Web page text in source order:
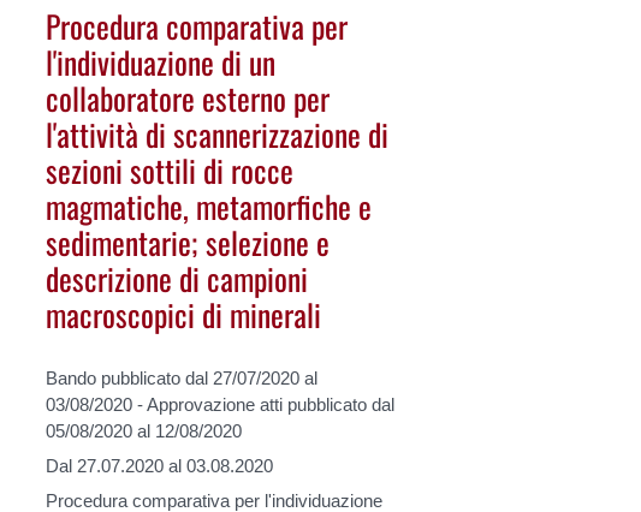
Procedura comparativa per
l'individuazione di un
collaboratore esterno per
l'attività di scannerizzazione di
sezioni sottili di rocce
magmatiche, metamorfiche e
sedimentarie; selezione e
descrizione di campioni
macroscopici di minerali
Bando pubblicato dal 27/07/2020 al
03/08/2020 - Approvazione atti pubblicato dal
05/08/2020 al 12/08/2020
Dal 27.07.2020 al 03.08.2020
Procedura comparativa per l'individuazione